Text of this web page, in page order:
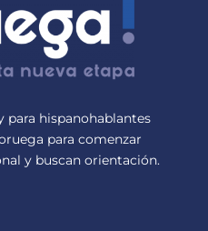
para hispanohablantes
para comenzar
y buscan orientación.